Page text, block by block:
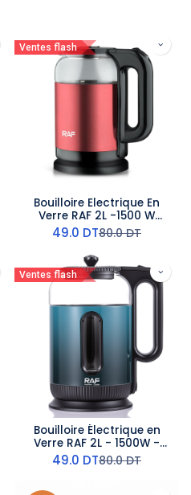
Ventes flash
Bouilloire Electrique En
Verre RAF 2L -1500 W
Rouge
49.0 DT80.0DT
Ventes flash
Bouilloire Électrique en
Verre RAF 2L - 1500W -
Bleu
49.0 DT80.0DT